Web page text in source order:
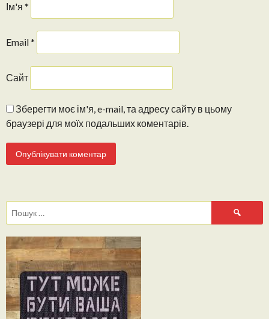
Ім'я *
Email*
Сайт
Зберегти моє ім'я, e-mail, та адресу сайту в цьому
браузері для моїх подальших коментарів.
Пошук: